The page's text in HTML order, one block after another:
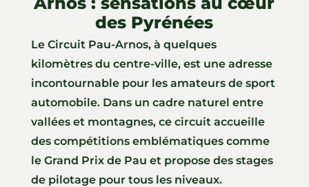
des Pyrénées
Le Circuit Pau-Arnos, à quelques
kilomètres du centre-ville, est une adresse
incontournable pour les amateurs de sport
automobile. Dans un cadre naturel entre
vallées et montagnes, ce circuit accueille
des compétitions emblématiques comme
le Grand Prix de Pau et propose des stages
de pilotage pour tous les niveaux.